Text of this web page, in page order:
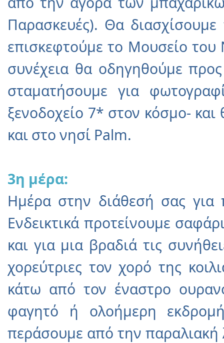
Παρασκευές). Θα
επισκεφτούμε το Μουσείο του
συνέχεια θα οδηγηθούμε
σταματήσουμε για
ξενοδοχείο 7* στον κόσμο-
και στο νησί Palm.
3η μέρα:
Ημέρα στην διάθεσή σας για
Ενδεικτικά προτείνουμε
και για μια βραδιά τις
χορεύτριες τον χορό της
κάτω από τον έναστρο
φαγητό ή ολοήμερη
περάσουμε από την